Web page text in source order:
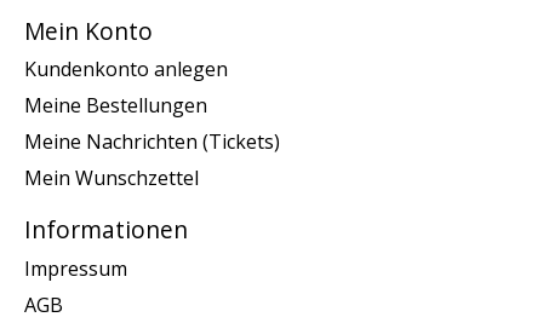
Mein Konto
Kundenkonto anlegen
Meine Bestellungen
Meine Nachrichten (Tickets)
Mein Wunschzettel
Informationen
Impressum
AGB